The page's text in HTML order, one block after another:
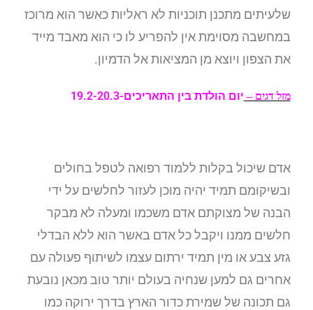
שלעיתים מתכנן תוכניות לא ראליות כאשר הוא מרוכז
במחשבה מסוימת אין להפריע לו כי הוא מאבד מייד
את הצפון ויוצא מן המציאות אל הדמיון.
מזל דגים – יום הולדת בין התאריכים-19.2-20.3
אדם שיכול בקלות ללמוד רפואה לטפל בחולים
ובשיקומם תמיד יהיה מוכן לעזור לחלשים על ידי
הבנה של מצוקתם אדם משכמו ומעלה לא מבקר
חלשים ממנו ויקבל כל אדם באשר הוא ללא הבדלי
גזע צבע או מין תמיד ירתום עצמו לשיתוף פעולה עם
אחרים גם למען שנחיה בעולם יותר טוב מכאן נובעת
גם תכונה של שמירת כדור הארץ בדרך ירוקה כמו